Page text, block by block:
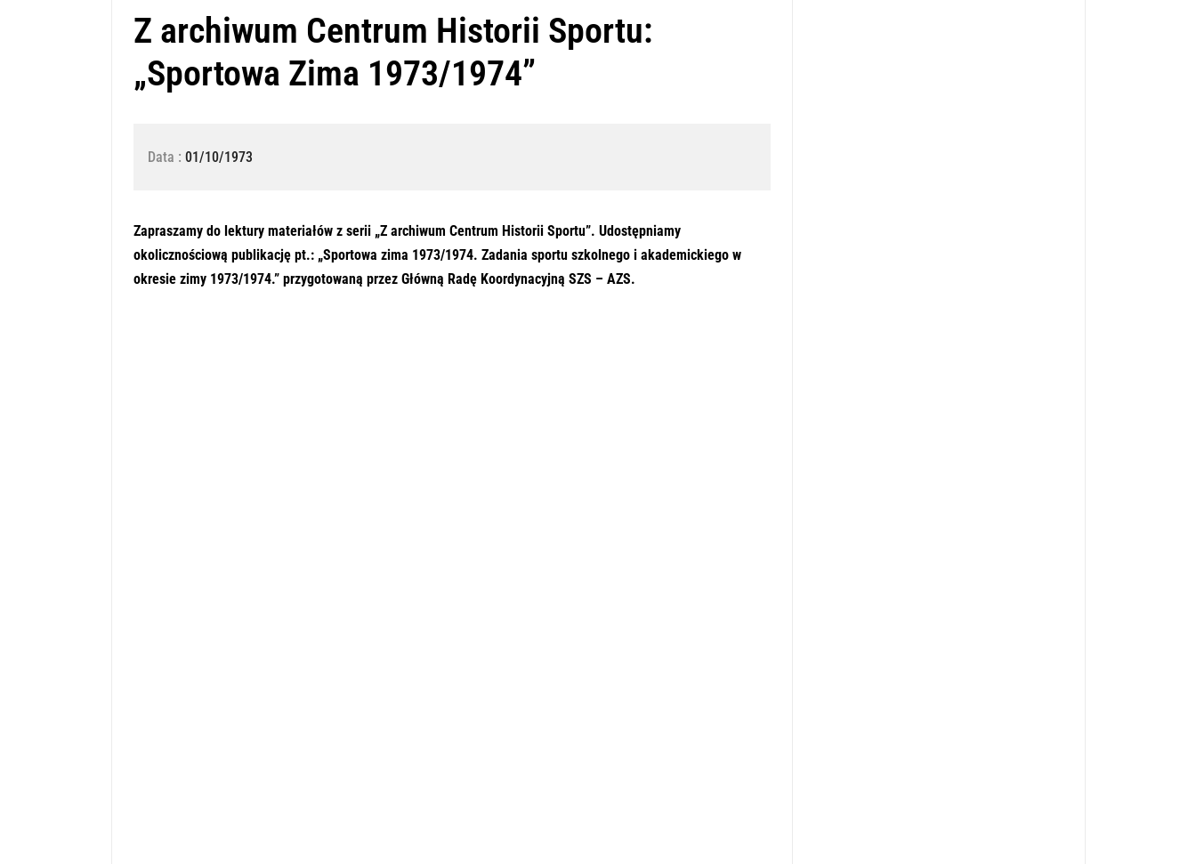
Z archiwum Centrum Historii Sportu:
„Sportowa Zima 1973/1974”
Data : 01/10/1973
Zapraszamy do lektury materiałów z serii „Z archiwum Centrum Historii Sportu”. Udostępniamy
okolicznościową publikację pt.: „Sportowa zima 1973/1974. Zadania sportu szkolnego i akademickiego w
okresie zimy 1973/1974.” przygotowaną przez Główną Radę Koordynacyjną SZS – AZS.